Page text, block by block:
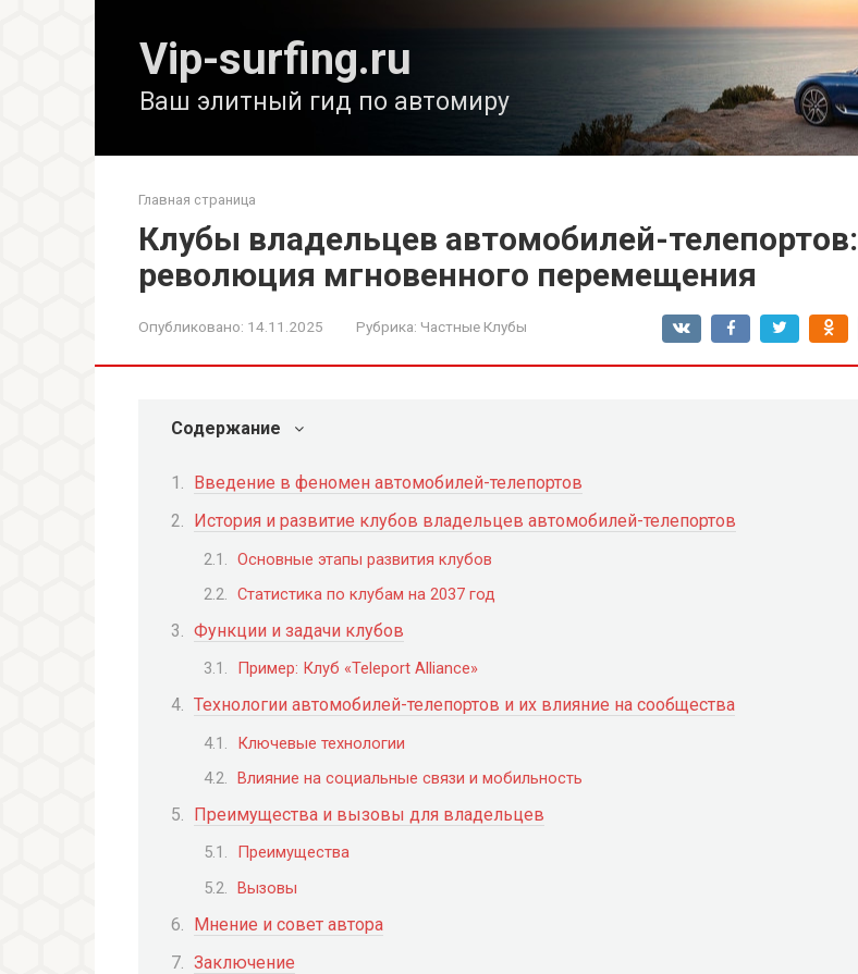
Vip-surfing.ru
Ваш элитный гид по автомиру
Главная страница
Клубы владельцев автомобилей-телепортов:
революция мгновенного перемещения
Опубликовано: 14.11.2025 Рубрика: Частные Клубы
Содержание
Введение в феномен автомобилей-телепортов
История и развитие клубов владельцев автомобилей-телепортов
Основные этапы развития клубов
Статистика по клубам на 2037 год
Функции и задачи клубов
Пример: Клуб «Teleport Alliance»
Технологии автомобилей-телепортов и их влияние на сообщества
Ключевые технологии
Влияние на социальные связи и мобильность
Преимущества и вызовы для владельцев
Преимущества
Вызовы
Мнение и совет автора
Заключение